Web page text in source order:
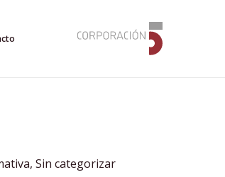
, Sin categorizar